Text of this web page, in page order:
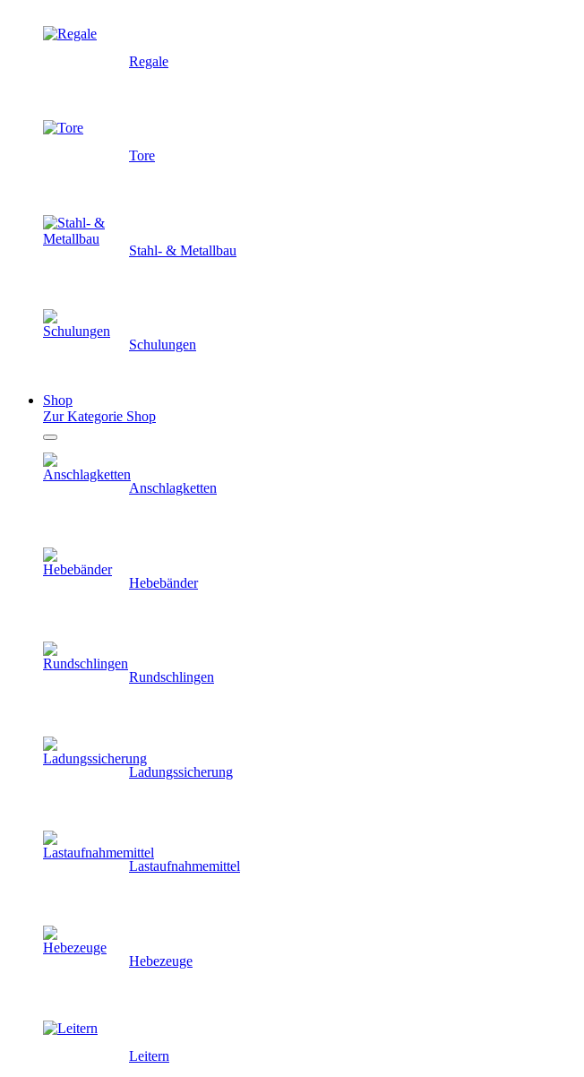
Regale
Tore
Stahl- & Metallbau
Schulungen
Shop
Zur Kategorie Shop
Anschlagketten
Hebebänder
Rundschlingen
Ladungssicherung
Lastaufnahmemittel
Hebezeuge
Leitern